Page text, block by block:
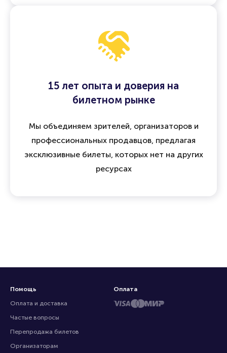
15 лет опыта и доверия на
билетном рынке
Мы объединяем зрителей, организаторов и
профессиональных продавцов, предлагая
эксклюзивные билеты, которых нет на других
ресурсах
Помощь
Оплата и доставка
Частые вопросы
Перепродажа билетов
Организаторам
Оплата